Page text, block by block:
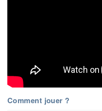
Comment jouer ?